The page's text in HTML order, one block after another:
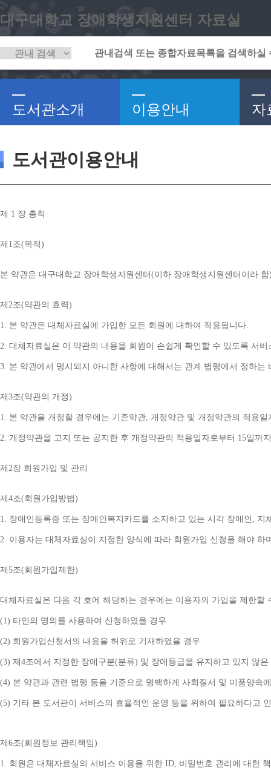
대구대학교 장애학생지원센터 자료실
도서관소개 이용안내 자
도서관이용안내
제 1 장 총칙
제 1조(목적)
본 약관은 대구대학교 장애학생지원센터 (이하 장애학생지원센터이라 함
제 2조(약관의 효력)
1. 본 약관은 대체자료실에 가입한 모든 회원에 대하여 적용됩니다.
2. 대체자료실은 이 약관의 내용을 회원이 손쉽게 확인할 수 있도록 서
3. 본 약관에서 명시되지 아니한 사항에 대해서는 관계 법령에서 정하는
제 3조(약관의 개정)
1. 본 약관을 개정할 경우에는 기존약관, 개정약관 및 개정약관의 적용
2. 개정약관을 고지 또는 공지한 후 개정약관의 적용일자로부터 15일까
제 2장 회원가입 및 관리
제 4조(회원가입방법)
1. 장애인등록증 또는 장애인복지카드를 소지하고 있는 시각 장애인 , 지
2. 이용자는 대체자료실이 지정한 양식에 따라 회원가입 신청을 해야 하
제 5조(회원가입제한)
대체자료실은 다음 각 호에 해당하는 경우에는 이용자의 가입을 제한할
(1) 타인의 명의를 사용하여 신청하였을 경우
(2) 회원가입신청서의 내용을 허위로 기재하였을 경우
(3) 제 4조에서 지정한 장애구분(분류) 및 장애등급을 유지하고 있지 않은
(4) 본 약관과 관련 법령 등을 기준으로 명백하게 사회질서 및 미풍양속
(5) 기타 본 도서관이 서비스의 효율적인 운영 등을 위하여 필요하다고
제 6조(회원정보 관리책임)
1. 회원은 대체자료실의 서비스 이용을 위한 ID, 비밀번호 관리에 대한